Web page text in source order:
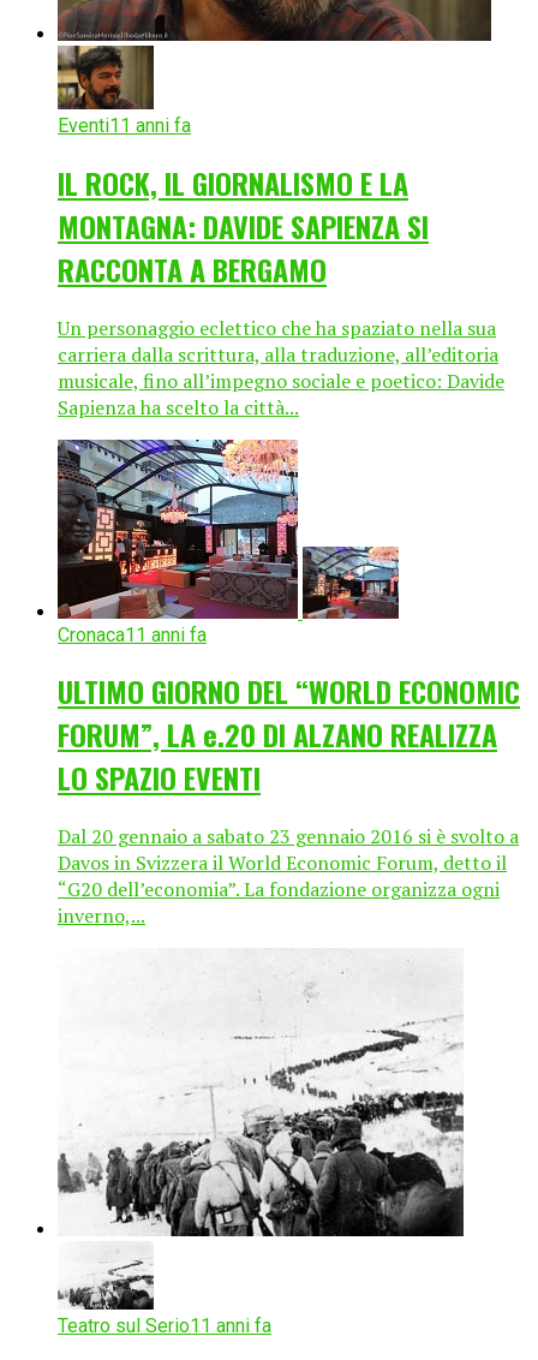
Eventi11 anni fa
IL ROCK, IL GIORNALISMO E LA
MONTAGNA: DAVIDE SAPIENZA SI
RACCONTA A BERGAMO
Un personaggio eclettico che ha spaziato nella sua
carriera dalla scrittura, alla traduzione, all’editoria
musicale, fino all’impegno sociale e poetico: Davide
Sapienza ha scelto la città...
Cronaca11 anni fa
ULTIMO GIORNO DEL “WORLD ECONOMIC
FORUM”, LA e.20 DI ALZANO REALIZZA
LO SPAZIO EVENTI
Dal 20 gennaio a sabato 23 gennaio 2016 si è svolto a
Davos in Svizzera il World Economic Forum, detto il
“G20 dell’economia”. La fondazione organizza ogni
inverno,...
Teatro sul Serio11 anni fa